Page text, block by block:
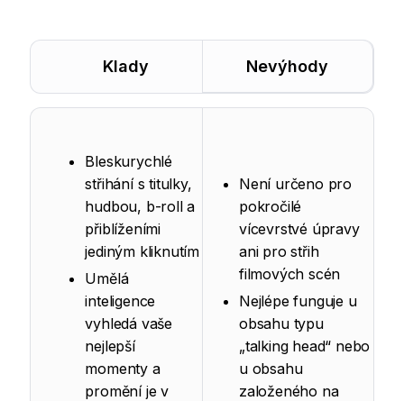
Klady Nevýhody
Bleskurychlé
střihání s titulky,
hudbou, b-roll a
přiblíženími
jediným kliknutím
Umělá
inteligence
vyhledá vaše
nejlepší
momenty a
promění je v
Není určeno pro
pokročilé
vícevrstvé úpravy
ani pro střih
filmových scén
Nejlépe funguje u
obsahu typu
„talking head“ nebo
u obsahu
založeného na